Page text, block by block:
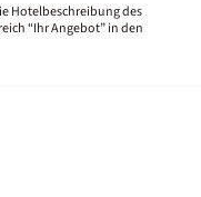
Hotelbeschreibung des
“Ihr Angebot” in den